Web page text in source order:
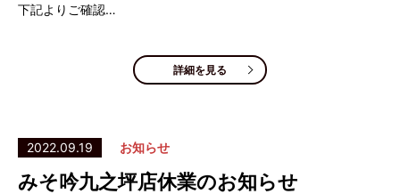
下記よりご確認…
詳細を見る
2022.09.19 お知らせ
みそ吟九之坪店休業のお知らせ